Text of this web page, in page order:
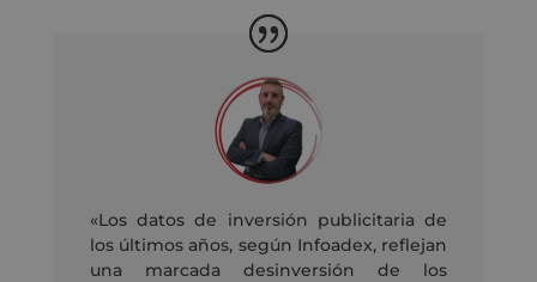
«Los datos de inversión publicitaria de
los últimos años, según Infoadex, reflejan
una marcada desinversión de los